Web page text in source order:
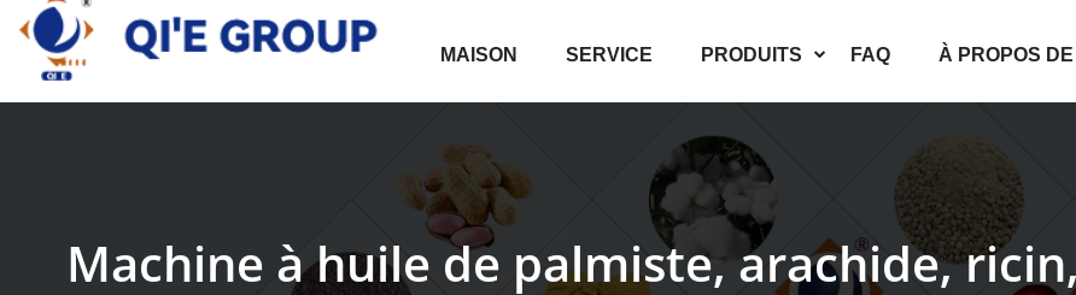
Skip
content
MAISON SERVICE PRODUITS FAQ À PROPOS
Machine à huile de palmiste, arachide,